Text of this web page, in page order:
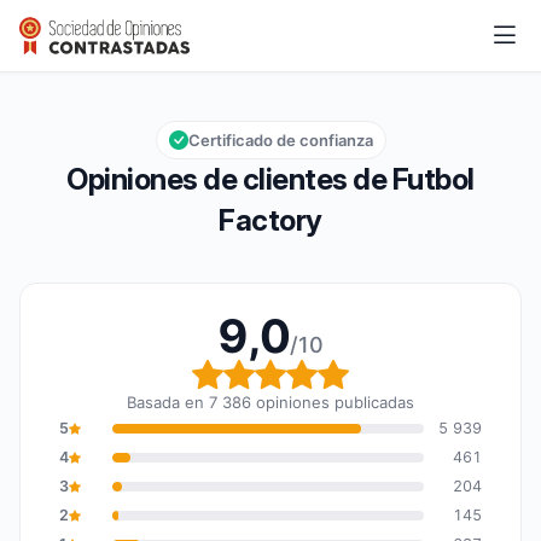
Futbol Factory
Calificación global: 9,0 de 10
9,0/10
Opiniones de clientes de Futbol
Factory
Certificado de confianza
9,0/10
Calificación global: 9,0
Basada en 7 386 opiniones publicadas
5
5 939
4
461
3
204
2
145